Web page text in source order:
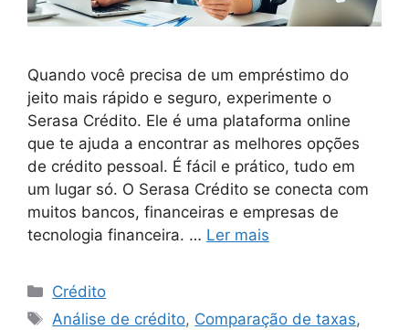
Quando você precisa de um empréstimo do
jeito mais rápido e seguro, experimente o
Serasa Crédito. Ele é uma plataforma online
que te ajuda a encontrar as melhores opções
de crédito pessoal. É fácil e prático, tudo em
um lugar só. O Serasa Crédito se conecta com
muitos bancos, financeiras e empresas de
tecnologia financeira. … Ler mais
Categorias
Crédito
Tags
Análise de crédito, Comparação de taxas,